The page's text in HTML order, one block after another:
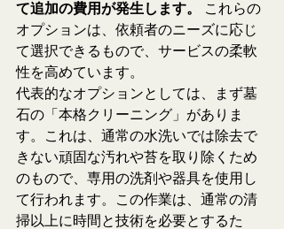
て追加の費用が発生します。
これらの
オプションは、依頼者のニーズに応じ
て選択できるもので、サービスの柔軟
性を高めています。
代表的なオプションとしては、まず墓
石の「本格クリーニング」がありま
す。これは、通常の水洗いでは除去で
きない頑固な汚れや苔を取り除くため
のもので、専用の洗剤や器具を使用し
て行われます。この作業は、通常の清
掃以上に時間と技術を必要とするた